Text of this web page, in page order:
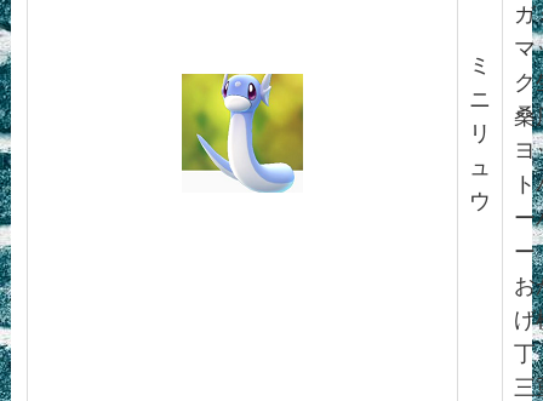
ミ
ニ
リ
ュ
ウ
ガ
マ
ク
桑
ヨ
ー
ー
お
げ
丁
三